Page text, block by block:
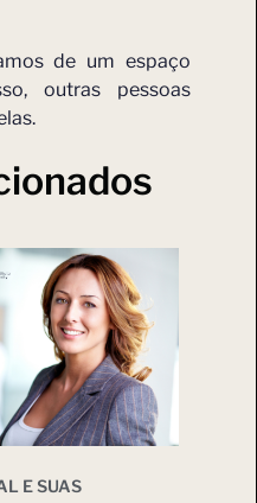
de um espaço
outras pessoas
E SUAS